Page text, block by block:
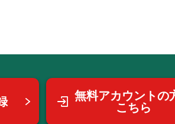
無料アカウントの
こちら